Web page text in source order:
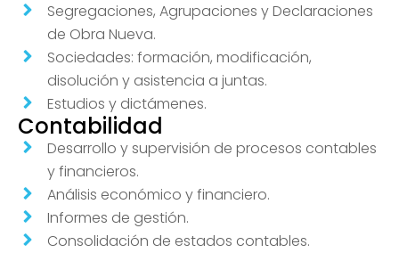
Segregaciones, Agrupaciones y Declaraciones
de Obra Nueva.
Sociedades: formación, modificación,
disolución y asistencia a juntas.
Estudios y dictámenes.
Contabilidad
Desarrollo y supervisión de procesos contables
y financieros.
Análisis económico y financiero.
Informes de gestión.
Consolidación de estados contables.